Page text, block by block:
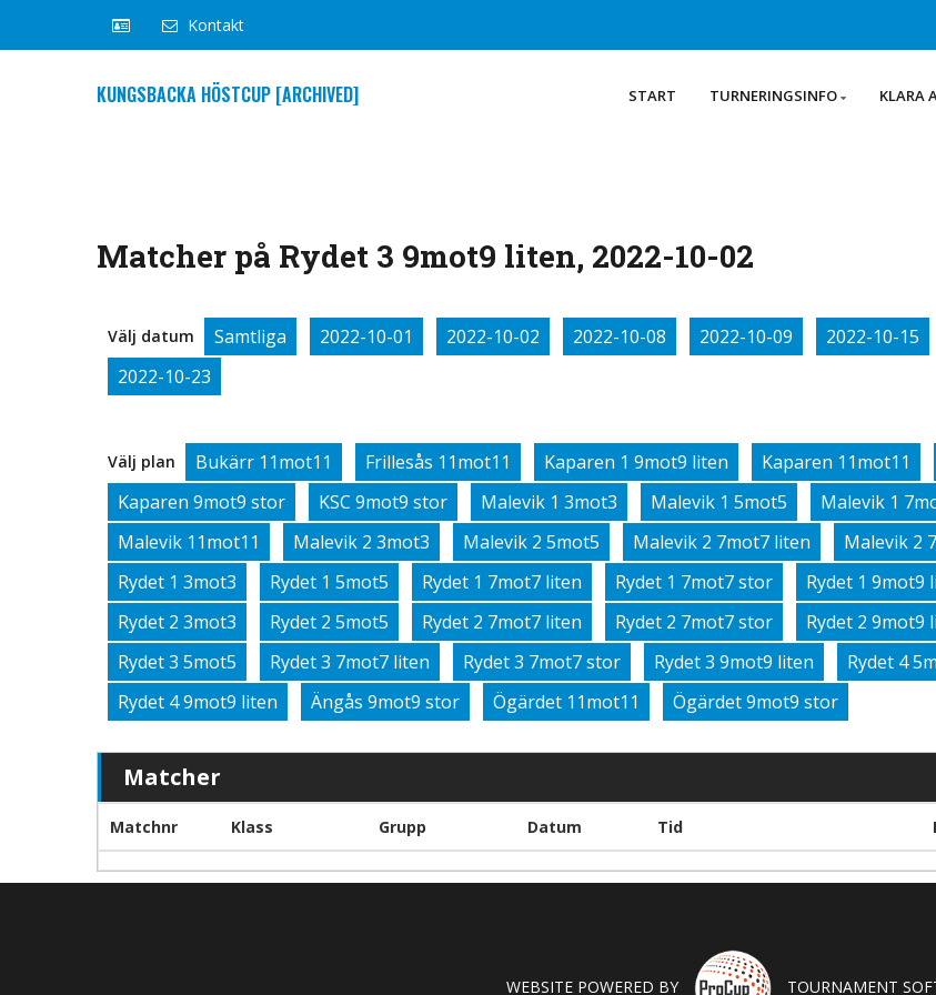
Kontakt
KUNGSBACKA HÖSTCUP [ARCHIVED] START TURNERINGSINFO KLARA
Matcher på Rydet 3 9mot9 liten, 2022-10-02
Välj datum Samtliga 2022-10-01 2022-10-02 2022-10-08 2022-10-09 2022-10-15
2022-10-23
Välj plan Bukärr 11mot11 Frillesås 11mot11 Kaparen 1 9mot9 liten Kaparen 11mot11
Kaparen 9mot9 stor
KSC 9mot9 stor Malevik 1 3mot3 Malevik 1 5mot5 Malevik 1
Malevik 11mot11
Malevik 2 3mot3 Malevik 2 5mot5 Malevik 2 7mot7 liten Malevik 2
Rydet 1 3mot3
Rydet 1 5mot5 Rydet 1 7mot7 liten Rydet 1 7mot7 stor Rydet 1 9mot9
Rydet 2 3mot3
Rydet 2 5mot5 Rydet 2 7mot7 liten Rydet 2 7mot7 stor Rydet 2 9mot9
Rydet 3 5mot5
Rydet 3 7mot7 liten Rydet 3 7mot7 stor Rydet 3 9mot9 liten Rydet 4
Rydet 4 9mot9 liten
Ängås 9mot9 stor Ögärdet 11mot11 Ögärdet 9mot9 stor
Matcher
Matchnr Klass Grupp Datum Tid
WEBSITE POWERED BY TOURNAMENT